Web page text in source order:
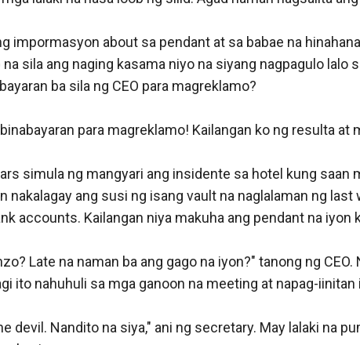
impormasyon about sa pendant at sa babae na
sila ang naging kasama niyo na siyang nagpagulo lalo
ba sila ng CEO para magreklamo?
para magreklamo! Kailangan ko ng resulta at
simula ng mangyari ang insidente sa hotel kung
nakalagay ang susi ng isang vault na naglalaman ng
accounts. Kailangan niya makuha ang pendant na iyon
Late na naman ba ang gago na iyon?" tanong ng
ito nahuhuli sa mga ganoon na meeting at napag-
devil. Nandito na siya," ani ng secretary. May lalaki na